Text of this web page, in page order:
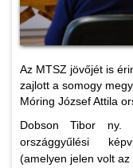
Az MTSZ jövőjét is
zajlott a somogy
Móring József Attila
Dobson Tibor ny.
országgyűlési
(amelyen jelen volt